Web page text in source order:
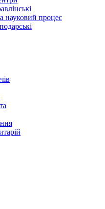
науковий процес